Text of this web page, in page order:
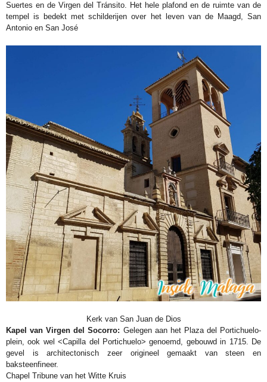
Suertes en de Virgen del Tránsito. Het hele plafond en de ruimte van de
tempel is bedekt met schilderijen over het leven van de Maagd, San
Antonio en San José
Kerk van San Juan de Dios
Kapel van Virgen del Socorro: Gelegen aan het Plaza del Portichuelo-
plein, ook wel <Capilla del Portichuelo> genoemd, gebouwd in 1715. De
gevel is architectonisch zeer origineel gemaakt van steen en
baksteenfineer.
Chapel Tribune van het Witte Kruis